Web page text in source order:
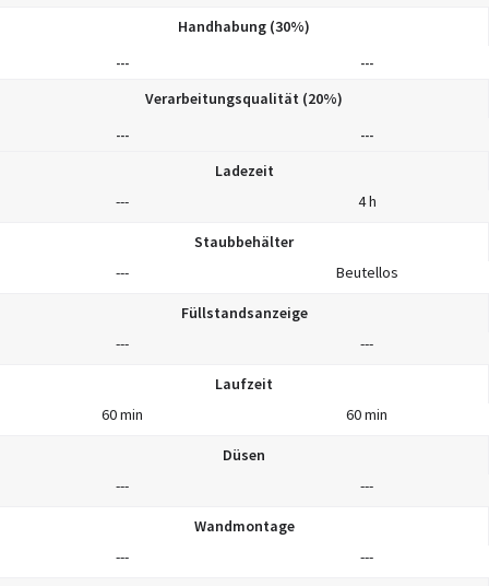
Handhabung (30%)
--- ---
Verarbeitungsqualität (20%)
--- ---
Ladezeit
---
4 h
Staubbehälter
---
Beutellos
Füllstandsanzeige
---
---
Laufzeit
60 min
60 min
Düsen
---
---
Wandmontage
---
---